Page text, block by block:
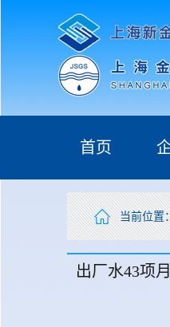
首页
当前位置
出厂水43项